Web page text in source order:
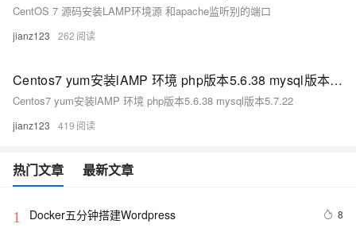
CentOS 7 源码安装LAMP环境源 和apache监听别的端口
jianz123 262
Centos7 yum安装lAMP 环境 php版本5.6.38 mysql版本5.7.22
Centos7 yum安装lAMP 环境 php版本5.6.38 mysql版本5.7.22
jianz123 419
热门文章 最新文章
1 Docker五分钟搭建Wordpress 8